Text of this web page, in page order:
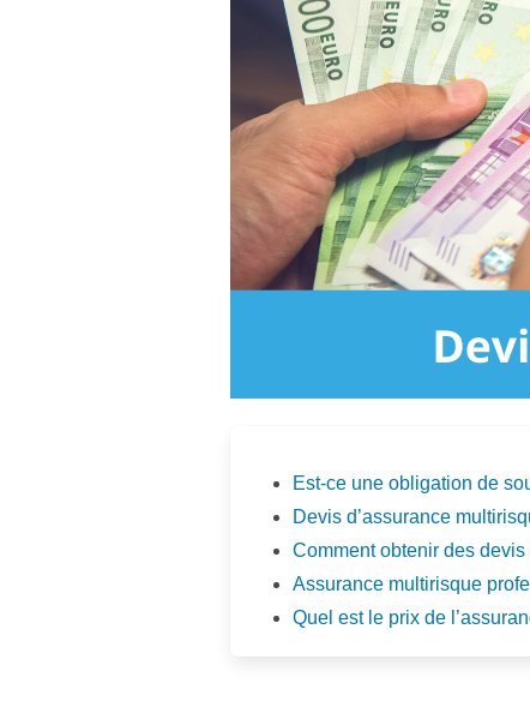
Est-ce une obligation de
Devis d’assurance
Comment obtenir des
Assurance multirisque
Quel est le prix de